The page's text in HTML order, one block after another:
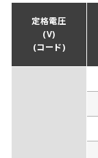
定格電圧
(V)
(コード)